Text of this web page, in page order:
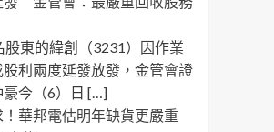
股東的緯創（3231）因作業
利兩度延發放發，金管會證
今（6）日 […]
！華邦電估明年缺貨更嚴重